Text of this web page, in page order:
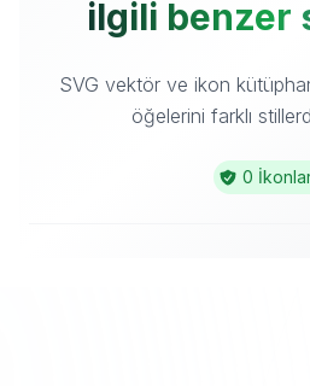
ilgili benzer
SVG vektör ve ikon
öğelerini farklı
0